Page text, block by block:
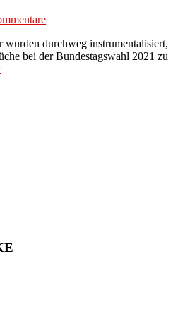
wurden durchweg instrumentalisiert,
bei der Bundestagswahl 2021 zu